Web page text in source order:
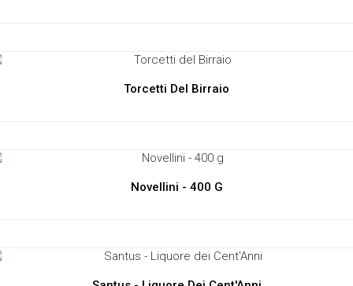
Torcetti Del Birraio
Novellini - 400 G